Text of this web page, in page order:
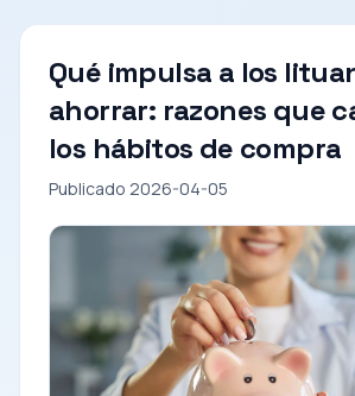
Qué impulsa a los
ahorrar: razones que
los hábitos de compra
Publicado 2026-04-05